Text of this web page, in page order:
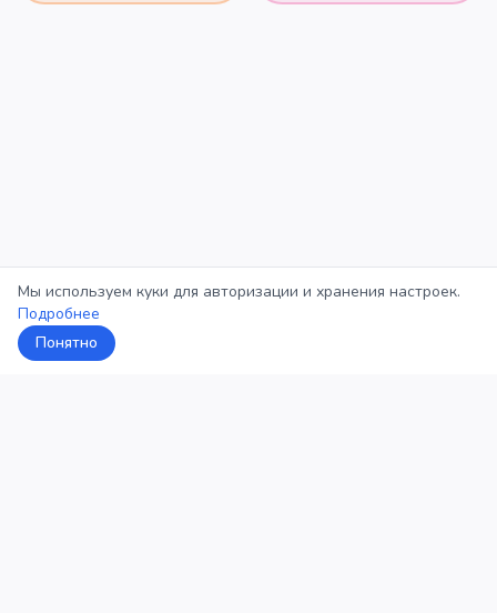
Мы используем куки для авторизации и хранения настроек.
Подробнее
Понятно